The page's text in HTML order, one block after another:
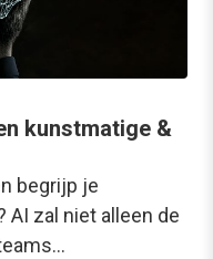
kunstmatige &
begrijp je
zal niet alleen de